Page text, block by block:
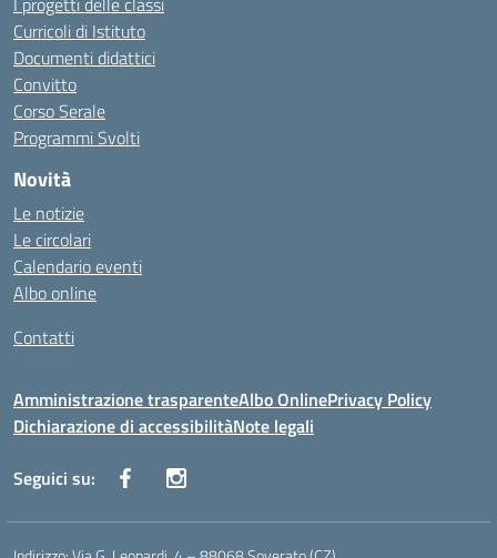
Curricoli di Istituto
Documenti didattici
Convitto
Corso Serale
Programmi Svolti
Novità
Le notizie
Le circolari
Calendario eventi
Albo online
Contatti
Amministrazione trasparenteAlbo OnlinePrivacy Policy
Dichiarazione di accessibilitàNote legali
Seguici su: